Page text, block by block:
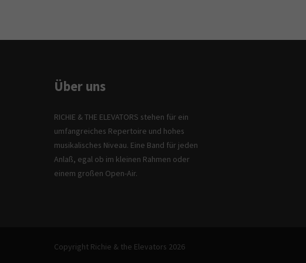
Über uns
RICHIE & THE ELEVATORS stehen für ein
umfangreiches Repertoire und hohes
musikalisches Niveau. Eine Band für jeden
Anlaß, egal ob im kleinen Rahmen oder
einem großen Open-Air.
Copyright Richie & the Elevators 2026